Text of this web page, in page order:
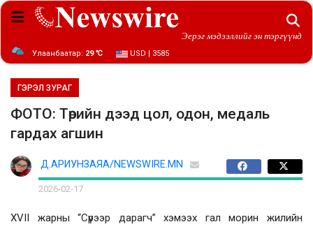
Эерэг мэдээллийг эн тэргүүнд
Улаанбаатар: 29 ℃ USD | 3585
ГЭРЭЛ ЗУРАГ
ФОТО: Төрийн дээд цол, одон, медаль
гардах агшин
Д.АРИУНЗАЯА/NEWSWIRE.MN
2026-02-17
XVII жарны “Сүрээр дарагч” хэмээх гал морин жилийн